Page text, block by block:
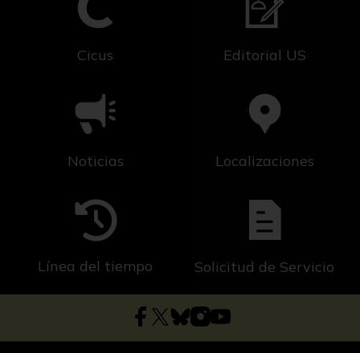
Cicus Editorial US
Noticias Localizaciones
Línea del tiempo Solicitud de Servicio